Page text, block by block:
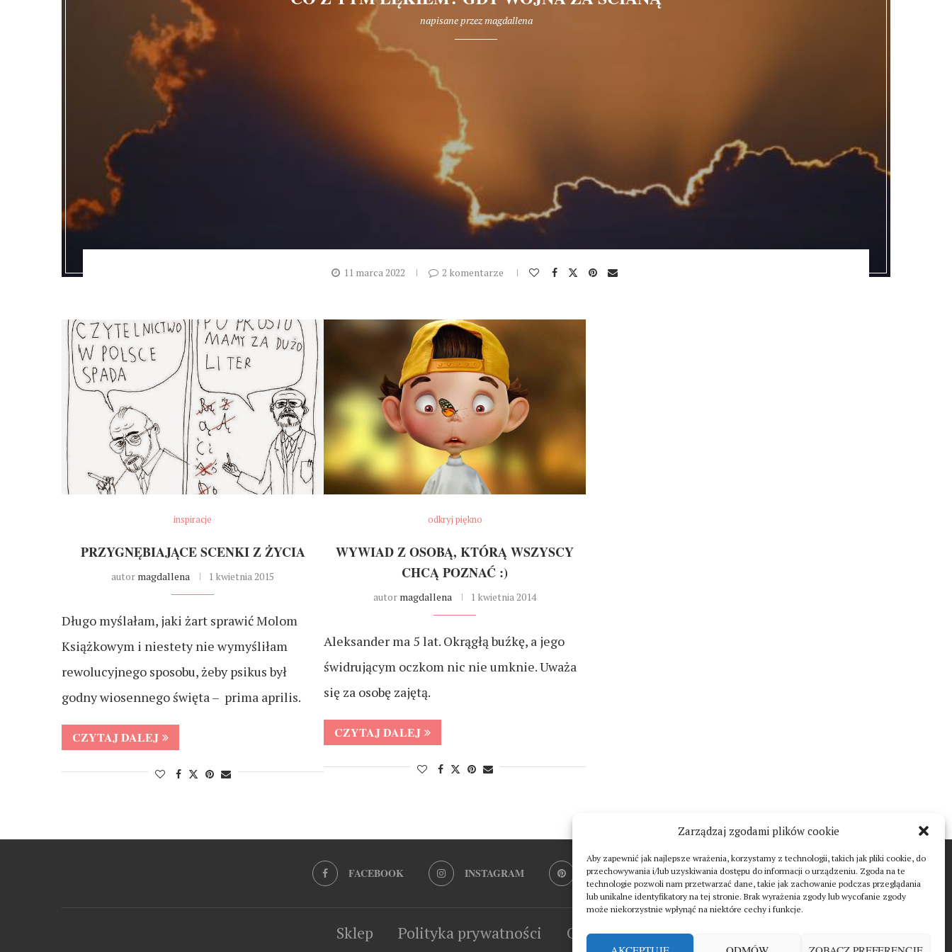
Zarządzaj zgodami plików cookie
Aby zapewnić jak najlepsze wrażenia, korzystamy z technologii, takich jak pliki cookie, do
przechowywania i/lub uzyskiwania dostępu do informacji o urządzeniu. Zgoda na te
technologie pozwoli nam przetwarzać dane, takie jak zachowanie podczas przeglądania
lub unikalne identyfikatory na tej stronie. Brak wyrażenia zgody lub wycofanie zgody
może niekorzystnie wpłynąć na niektóre cechy i funkcje.
napisane przezmagdallena
11 marca 2022 2 komentarze
inspiracje
PRZYGNĘBIAJĄCE SCENKI Z ŻYCIA
autor magdallena 1 kwietnia 2015
Długo myślałam, jaki żart sprawić Molom
Książkowym i niestety nie wymyśliłam
rewolucyjnego sposobu, żeby psikus był
godny wiosennego święta – prima aprilis.
CZYTAJ DALEJ
odkryj piękno
WYWIAD Z OSOBĄ, KTÓRĄ WSZYSCY
CHCĄ POZNAĆ :)
autor magdallena 1 kwietnia 2014
Aleksander ma 5 lat. Okrągłą buźkę, a jego
świdrującym oczkom nic nie umknie. Uważa
się za osobę zajętą.
CZYTAJ DALEJ
FACEBOOK INSTAGRAM PINTEREST
Sklep Polityka prywatności O mnie